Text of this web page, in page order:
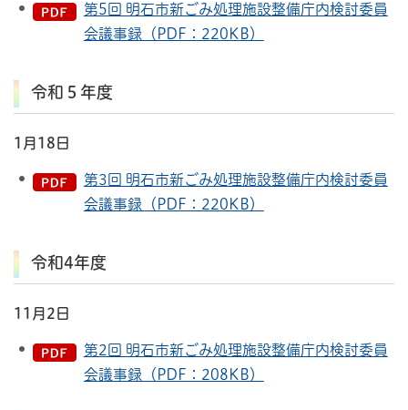
第5回 明石市新ごみ処理施設整備庁内検討委員
会議事録（PDF：220KB）
令和５年度
1月18日
第3回 明石市新ごみ処理施設整備庁内検討委員
会議事録（PDF：220KB）
令和4年度
11月2日
第2回 明石市新ごみ処理施設整備庁内検討委員
会議事録（PDF：208KB）